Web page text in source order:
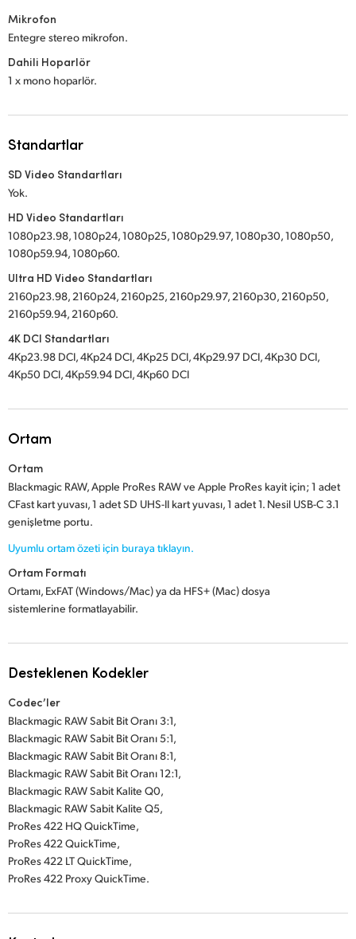
Mikrofon
Entegre stereo mikrofon.
Dahili Hoparlör
1 x mono hoparlör.
Standartlar
SD Video Standartları
Yok.
HD Video Standartları
1080p23.98, 1080p24, 1080p25, 1080p29.97, 1080p30, 1080p50,
1080p59.94, 1080p60.
Ultra HD Video Standartları
2160p23.98, 2160p24, 2160p25, 2160p29.97, 2160p30, 2160p50,
2160p59.94, 2160p60.
4K DCI Standartları
4Kp23.98 DCI, 4Kp24 DCI, 4Kp25 DCI, 4Kp29.97 DCI, 4Kp30 DCI,
4Kp50 DCI, 4Kp59.94 DCI, 4Kp60 DCI
Ortam
Ortam
Blackmagic RAW, Apple ProRes RAW ve Apple ProRes kayit için; 1 adet
CFast kart yuvası, 1 adet SD UHS-II kart yuvası, 1 adet 1. Nesil USB-C 3.1
genişletme portu.
Uyumlu ortam özeti için buraya tıklayın.
Ortam Formatı
Ortamı, ExFAT (Windows/Mac) ya da HFS+ (Mac) dosya
sistemlerine formatlayabilir.
Desteklenen Kodekler
Codec’ler
Blackmagic RAW Sabit Bit Oranı 3:1,
Blackmagic RAW Sabit Bit Oranı 5:1,
Blackmagic RAW Sabit Bit Oranı 8:1,
Blackmagic RAW Sabit Bit Oranı 12:1,
Blackmagic RAW Sabit Kalite Q0,
Blackmagic RAW Sabit Kalite Q5,
ProRes 422 HQ QuickTime,
ProRes 422 QuickTime,
ProRes 422 LT QuickTime,
ProRes 422 Proxy QuickTime.